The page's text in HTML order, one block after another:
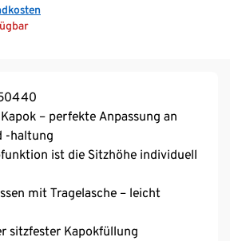
– perfekte Anpassung an
-haltung
ist die Sitzhöhe individuell
mit Tragelasche – leicht
sitzfester Kapokfüllung